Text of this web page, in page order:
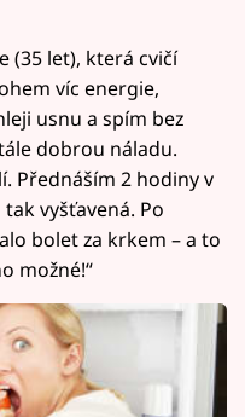
(35 let), která cvičí
víc energie,
usnu a spím bez
dobrou náladu.
Přednáším 2 hodiny v
vyšťavená. Po
bolet za krkem – a to
možné!“